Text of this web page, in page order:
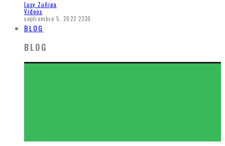
Lucy Zuñiga
Videos
septiembre 5, 2022 2330
BLOG
BLOG